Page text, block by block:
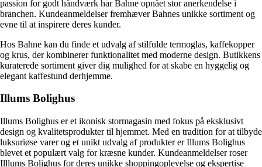
passion for godt håndværk har Bahne opnået stor anerkendelse i
branchen. Kundeanmeldelser fremhæver Bahnes unikke sortiment og
evne til at inspirere deres kunder.
Hos Bahne kan du finde et udvalg af stilfulde termoglas, kaffekopper
og krus, der kombinerer funktionalitet med moderne design. Butikkens
kuraterede sortiment giver dig mulighed for at skabe en hyggelig og
elegant kaffestund derhjemme.
Illums Bolighus
Illums Bolighus er et ikonisk stormagasin med fokus på eksklusivt
design og kvalitetsprodukter til hjemmet. Med en tradition for at tilbyde
luksuriøse varer og et unikt udvalg af produkter er Illums Bolighus
blevet et populært valg for kræsne kunder. Kundeanmeldelser roser
Illlums Bolighus for deres unikke shoppingoplevelse og ekspertise